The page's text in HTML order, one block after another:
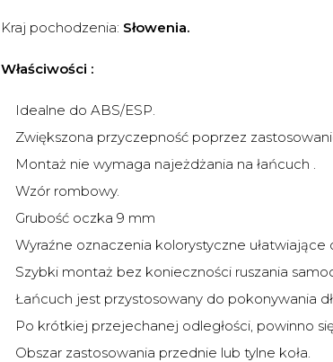
Kraj pochodzenia: Słowenia.
Właściwości :
Idealne do ABS/ESP.
Zwiększona przyczepność poprzez
Montaż nie wymaga najeżdżania na łańcuch .
Wzór rombowy.
Grubość oczka 9 mm
Wyraźne oznaczenia kolorystyczne ułatwiające
Szybki montaż bez konieczności ruszania
Łańcuch jest przystosowany do pokonywania
Po krótkiej przejechanej odległości, powinno
Obszar zastosowania przednie lub tylne koła.